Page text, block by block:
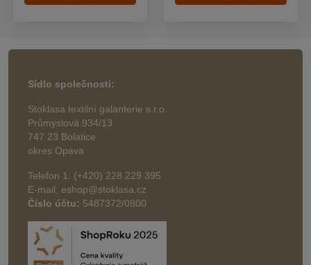
Sídlo společnosti:
Stoklasa textilní galanterie s.r.o.
Průmyslová 934/13
747 23 Bolatice
okres Opava
Telefon 1: (+420) 228 229 395
E-mail: eshop@stoklasa.cz
Číslo účtu: 5487372/0800